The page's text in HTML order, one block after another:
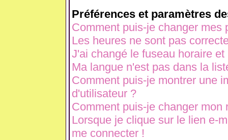
Préférences et paramètres
Comment puis-je changer mes
Les heures ne sont pas
J'ai changé le fuseau horaire
Ma langue n'est pas dans la
Comment puis-je montrer une
d'utilisateur ?
Comment puis-je changer mon
Lorsque je clique sur le lien e-
me connecter !